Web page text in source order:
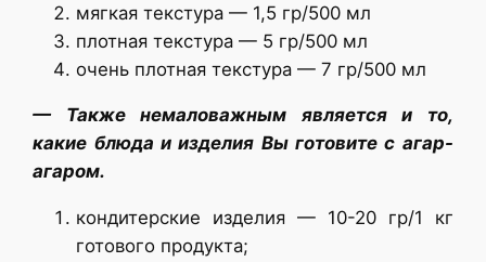
мягкая текстура — 1,5 гр/500 мл
плотная текстура — 5 гр/500 мл
очень плотная текстура — 7 гр/500 мл
— Также немаловажным является и то,
какие блюда и изделия Вы готовите с агар-
агаром.
кондитерские изделия — 10-20 гр/1 кг
готового продукта;